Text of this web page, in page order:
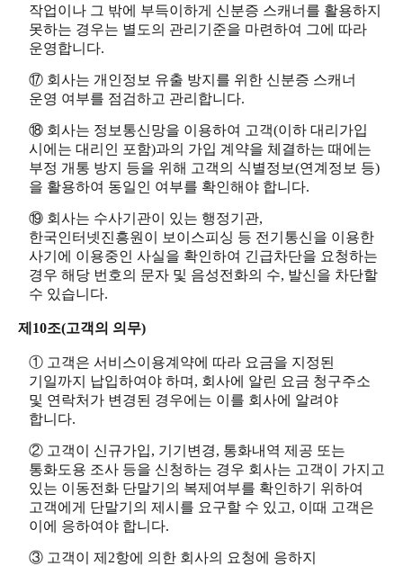
작업이나 그 밖에 부득이하게 신분증 스캐너를 활용하지
못하는 경우는 별도의 관리기준을 마련하여 그에 따라
운영합니다.
⑰ 회사는 개인정보 유출 방지를 위한 신분증 스캐너
운영 여부를 점검하고 관리합니다.
⑱ 회사는 정보통신망을 이용하여 고객(이하 대리가입
시에는 대리인 포함)과의 가입 계약을 체결하는 때에는
부정 개통 방지 등을 위해 고객의 식별정보(연계정보 등)
을 활용하여 동일인 여부를 확인해야 합니다.
⑲ 회사는 수사기관이 있는 행정기관,
한국인터넷진흥원이 보이스피싱 등 전기통신을 이용한
사기에 이용중인 사실을 확인하여 긴급차단을 요청하는
경우 해당 번호의 문자 및 음성전화의 수, 발신을 차단할
수 있습니다.
제10조(고객의 의무)
① 고객은 서비스이용계약에 따라 요금을 지정된
기일까지 납입하여야 하며, 회사에 알린 요금 청구주소
및 연락처가 변경된 경우에는 이를 회사에 알려야
합니다.
② 고객이 신규가입, 기기변경, 통화내역 제공 또는
통화도용 조사 등을 신청하는 경우 회사는 고객이 가지고
있는 이동전화 단말기의 복제여부를 확인하기 위하여
고객에게 단말기의 제시를 요구할 수 있고, 이때 고객은
이에 응하여야 합니다.
③ 고객이 제2항에 의한 회사의 요청에 응하지